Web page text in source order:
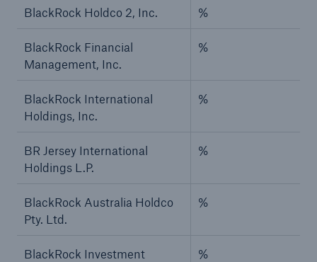
BlackRock Holdco 2, Inc. %
BlackRock Financial
Management, Inc.
%
BlackRock International
Holdings, Inc.
%
BR Jersey International
Holdings L.P.
%
BlackRock Australia Holdco
Pty. Ltd.
%
BlackRock Investment
%